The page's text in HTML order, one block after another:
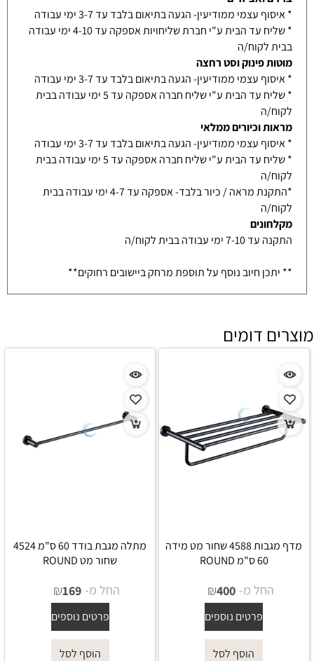
* איסוף עצמי ממודיעין- הגעה בתיאום בלבד עד 3-7 ימי עבודה
* שליח עד הבית ע"י חברת שליחויות אספקה עד 4-10 ימי עבודה
בבית לקוח/ה
מוטות פינוק וסט רחצה
* איסוף עצמי ממודיעין- הגעה בתיאום בלבד עד 3-7 ימי עבודה
* שליח עד הבית ע"י שליח חברה אספקה עד 5 ימי עבודה בבית
לקוח/ה
מראות וכיורים ממלאי
* איסוף עצמי ממודיעין- הגעה בתיאום בלבד עד 3-7 ימי עבודה
* שליח עד הבית ע"י שליח חברה אספקה עד 5 ימי עבודה בבית
לקוח/ה
*התקנת מראה / כיור בלבד- אספקה עד 4-7 ימי עבודה בבית
לקוח/ה
מקלחונים
התקנה עד 7-10 ימי עבודה בבית לקוח/ה
** יתכן חיוב נוסף על תוספת מרחק ביישובים רחוקים**
מוצרים דומים
מדף מגבות 4588 שחור מט מידה
60 ס"מ ROUND
החל מ- ₪400
פרטים נוספים
הוסף לסל
מתלה מגבת בודד 60 ס"מ 4524
שחור מט ROUND
החל מ- ₪169
פרטים נוספים
הוסף לסל